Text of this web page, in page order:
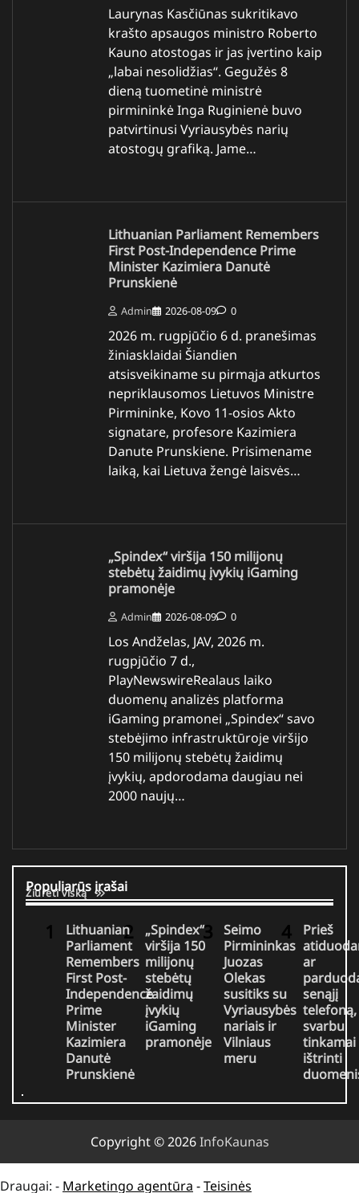
Laurynas Kasčiūnas sukritikavo
krašto apsaugos ministro Roberto
Kauno atostogas ir jas įvertino kaip
„labai nesolidžias“. Gegužės 8
dieną tuometinė ministrė
pirmininkė Inga Ruginienė buvo
patvirtinusi Vyriausybės narių
atostogų grafiką. Jame…
Lithuanian Parliament Remembers
First Post-Independence Prime
Minister Kazimiera Danutė
Prunskienė
Admin 2026-08-09 0
2026 m. rugpjūčio 6 d. pranešimas
žiniasklaidai Šiandien
atsisveikiname su pirmąja atkurtos
nepriklausomos Lietuvos Ministre
Pirmininke, Kovo 11-osios Akto
signatare, profesore Kazimiera
Danute Prunskiene. Prisimename
laiką, kai Lietuva žengė laisvės…
„Spindex“ viršija 150 milijonų
stebėtų žaidimų įvykių iGaming
pramonėje
Admin 2026-08-09 0
Los Andželas, JAV, 2026 m.
rugpjūčio 7 d.,
PlayNewswireRealaus laiko
duomenų analizės platforma
iGaming pramonei „Spindex“ savo
stebėjimo infrastruktūroje viršijo
150 milijonų stebėtų žaidimų
įvykių, apdorodama daugiau nei
2000 naujų…
Populiarūs įrašai
Žiūrėti viską
Lithuanian
Parliament
Remembers
First Post-
Independence
Prime
Minister
Kazimiera
Danutė
Prunskienė
„Spindex“
viršija 150
milijonų
stebėtų
žaidimų
įvykių
iGaming
pramonėje
Seimo
Pirmininkas
Juozas
Olekas
susitiks su
Vyriausybės
nariais ir
Vilniaus
meru
Prieš
ar
senąjį
telefoną,
svarbu
tinkamai
ištrinti
Copyright © 2026InfoKaunas
Draugai: - Marketingo agentūra -Teisinės